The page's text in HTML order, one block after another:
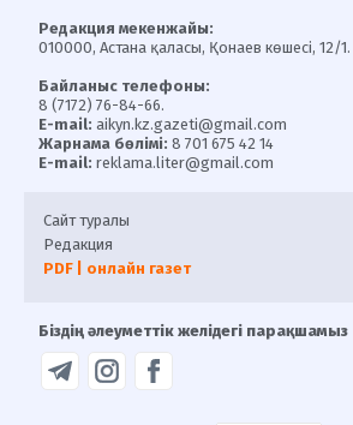
Редакция мекенжайы:
010000, Астана қаласы, Қонаев көшесі, 12/1.
Байланыс телефоны:
8 (7172) 76-84-66.
E-mail: aikyn.kz.gazeti@gmail.com
Жарнама бөлімі: 8 701 675 42 14
E-mail: reklama.liter@gmail.com
Сайт туралы
Редакция
PDF | онлайн газет
Біздің әлеуметтік желідегі парақшамыз